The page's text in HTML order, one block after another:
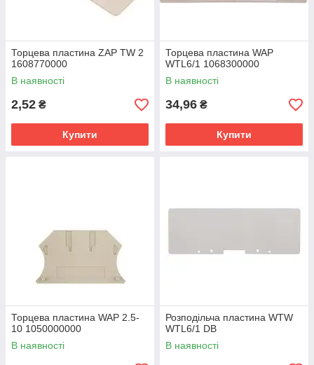
Торцева пластина ZAP TW 2
1608770000
В наявності
2,52 ₴
Купити
Торцева пластина WAP
WTL6/1 1068300000
В наявності
34,96 ₴
Купити
Торцева пластина WAP 2.5-
10 1050000000
В наявності
Розподільча пластина WTW
WTL6/1 DB
В наявності